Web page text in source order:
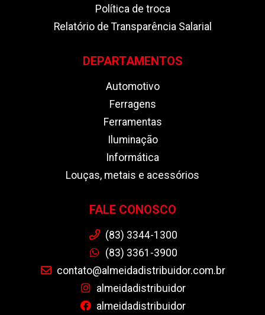
Política de troca
Relatório de Transparência Salarial
DEPARTAMENTOS
Automotivo
Ferragens
Ferramentas
Iluminação
Informática
Louças, metais e acessórios
FALE CONOSCO
(83) 3344-1300
(83) 3361-3900
contato@almeidadistribuidor.com.br
almeidadistribuidor
almeidadistribuidor